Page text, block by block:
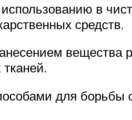
в
средств.
вещества
для